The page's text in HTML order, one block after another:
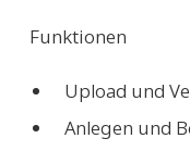
Funktionen
Upload und
Anlegen und